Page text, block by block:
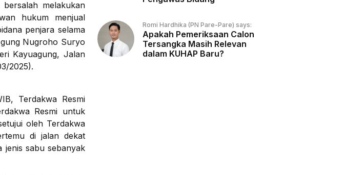
melakukan
hukum menjual
penjara selama
Nugroho Suryo
Kayuagung, Jalan
2025).
Terdakwa Resmi
Resmi untuk
oleh Terdakwa
di jalan dekat
jenis sabu sebanyak
Romi Hardhika (PN Pare-Pare) says:
Apakah Pemeriksaan Calon
Tersangka Masih Relevan
dalam KUHAP Baru?